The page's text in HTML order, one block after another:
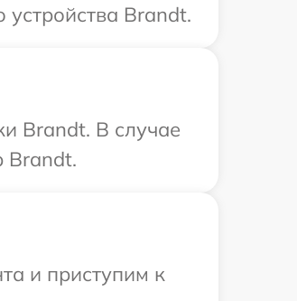
Brandt.
Brandt. В случае
Brandt.
и приступим к